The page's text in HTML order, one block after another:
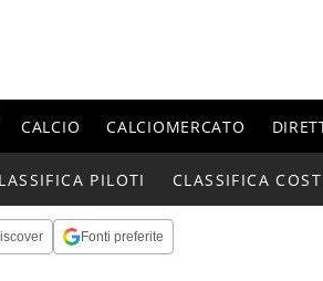
CALCIO CALCIOMERCATO
PILOTI CLASSIFICA
Fonti preferite